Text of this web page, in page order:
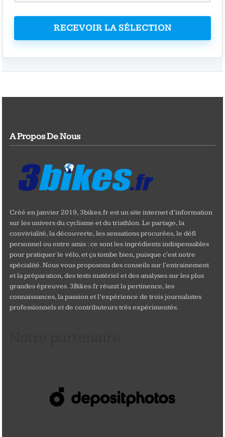
RECEVOIR LA SÉLECTION
A Propos De Nous
Créé en janvier 2019, 3bikes.fr est un site internet d’information
sur les univers du cyclisme et du triathlon. Le partage, la
convivialité, la découverte, les sensations procurées, le défi
personnel ou entre amis : ce sont les ingrédients indispensables
pour pratiquer le vélo, et ça tombe bien, puisque c'est notre
spécialité. Nous vous proposons des conseils sur l'entrainement
et la préparation, des tests matériel et des analyses sur les plus
grandes épreuves. 3Bikes.fr réunit la pertinence, les
connaissances, la passion et l’expérience de trois journalistes
professionnels et de contributeurs très expérimentés.